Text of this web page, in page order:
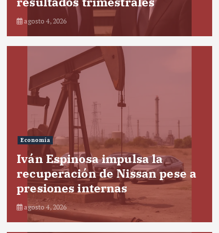
agosto 4, 2026
Economía
Iván Espinosa impulsa la
recuperación de Nissan pese a
presiones internas
agosto 4, 2026